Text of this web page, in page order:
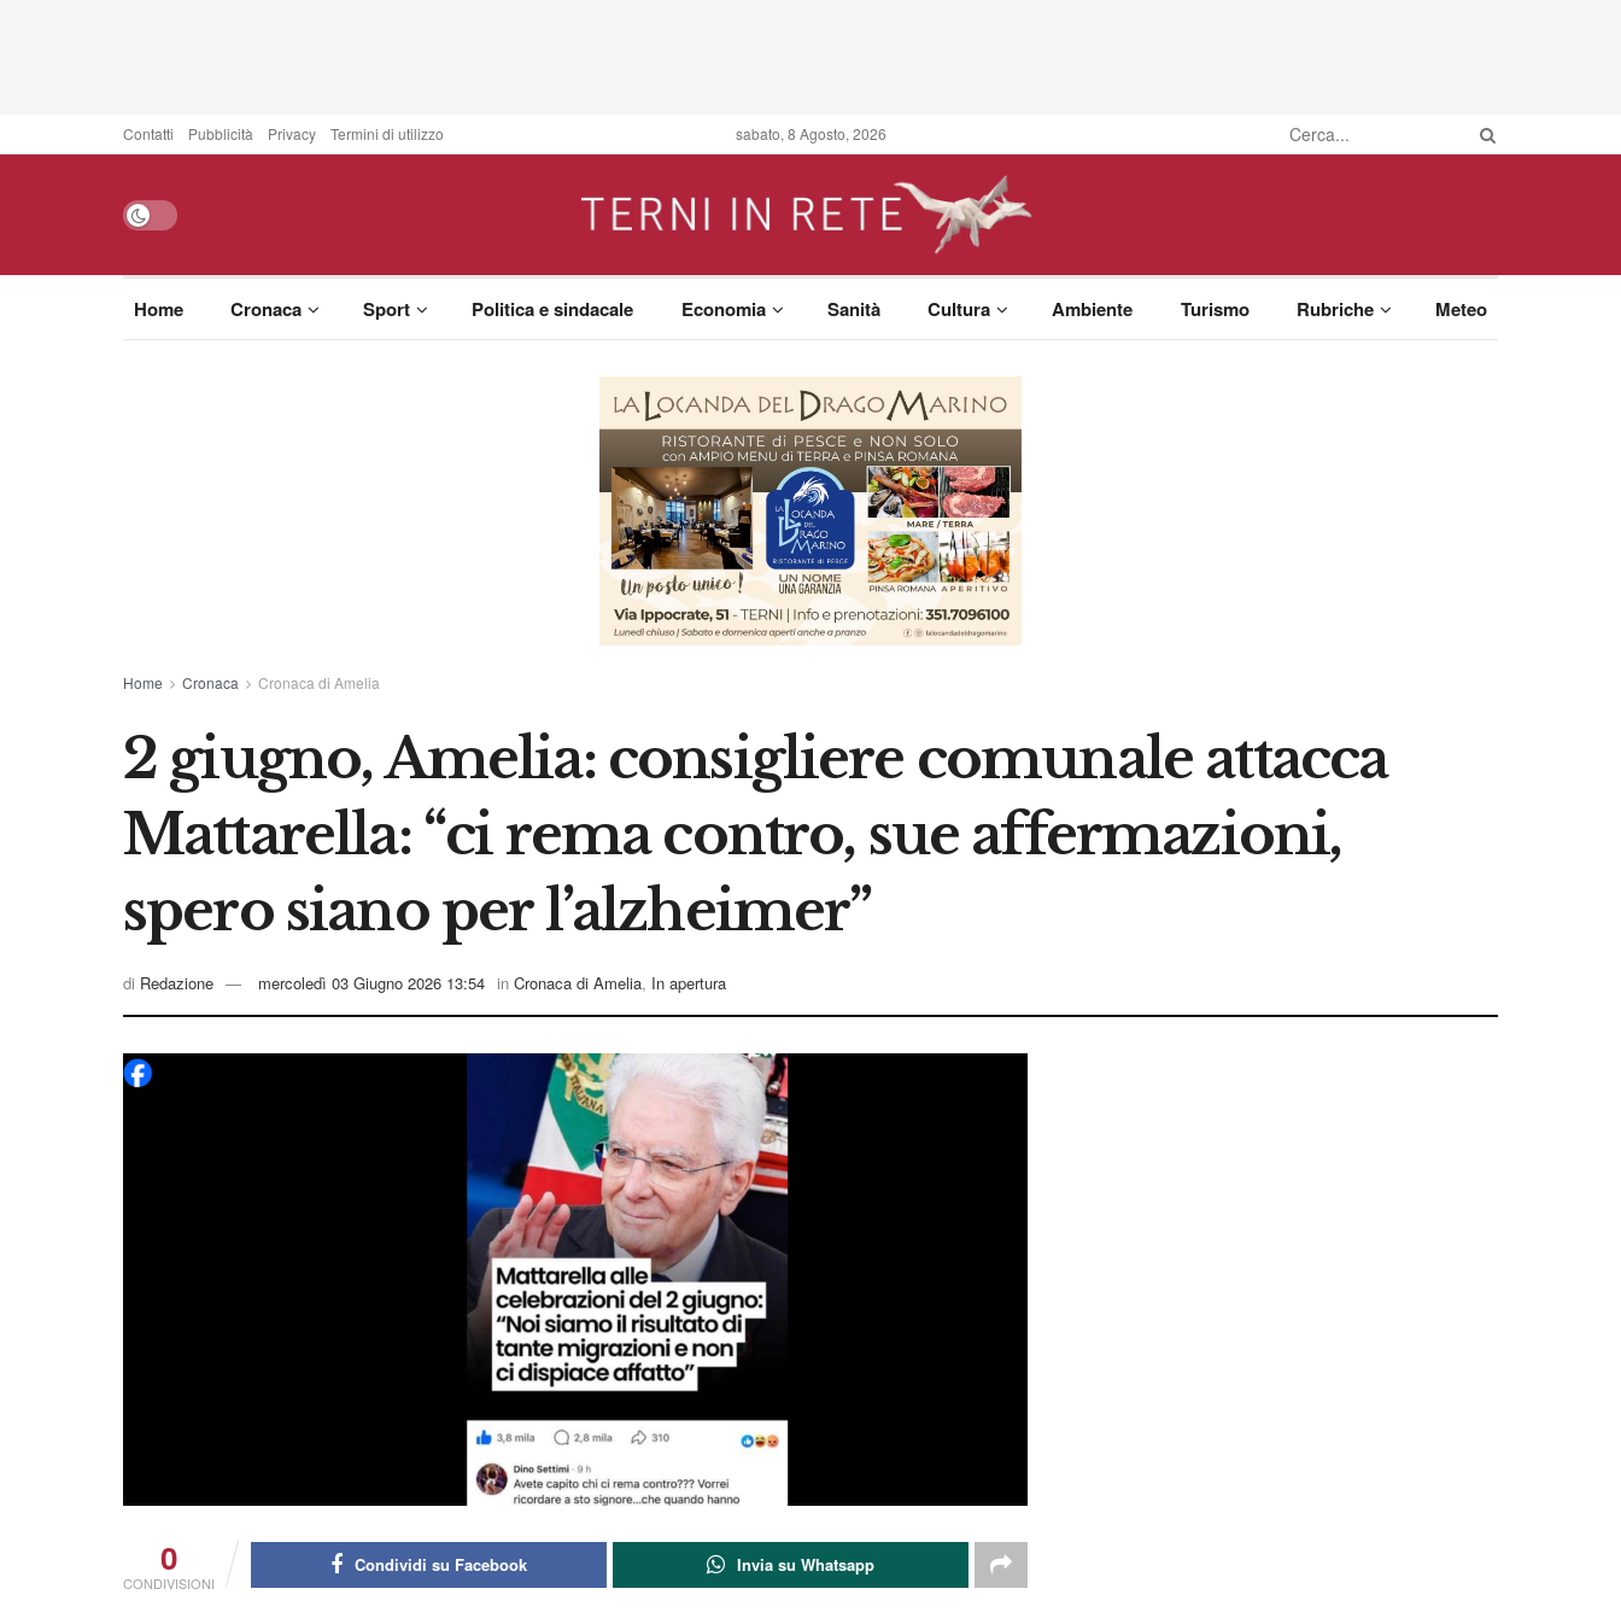
Contatti Pubblicità Privacy Termini di utilizzo sabato, 8 Agosto, 2026
Home Cronaca Sport Politica e sindacale Economia Sanità Cultura Ambiente Turismo Rubriche Meteo
Home Cronaca Cronaca di Amelia
2 giugno, Amelia: consigliere comunale attacca
Mattarella: “ci rema contro, sue affermazioni,
spero siano per l’alzheimer”
di Redazione mercoledì 03 Giugno 2026 13:54 in Cronaca di Amelia, In apertura
0
CONDIVISIONI
Condividi su Facebook Invia su Whatsapp